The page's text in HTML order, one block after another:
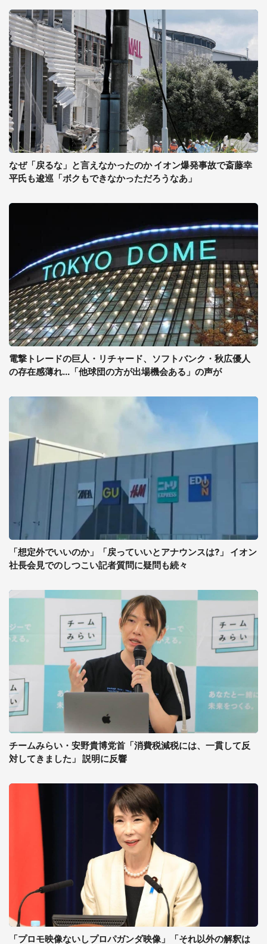
なぜ「戻るな」と言えなかったのか イオン爆発事故で斎藤幸
平氏も逡巡「ボクもできなかっただろうなあ」
電撃トレードの巨人・リチャード、ソフトバンク・秋広優人
の存在感薄れ...「他球団の方が出場機会ある」の声が
「想定外でいいのか」「戻っていいとアナウンスは?」 イオン
社長会見でのしつこい記者質問に疑問も続々
チームみらい・安野貴博党首「消費税減税には、一貫して反
対してきました」 説明に反響
「プロモ映像ないしプロパガンダ映像」「それ以外の解釈は